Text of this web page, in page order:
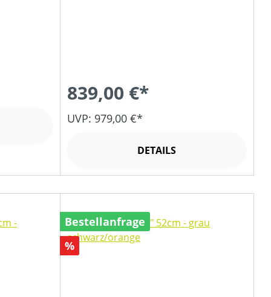
839,00 €*
UVP: 979,00 €*
DETAILS
Bestellanfrage
Rabatt
%